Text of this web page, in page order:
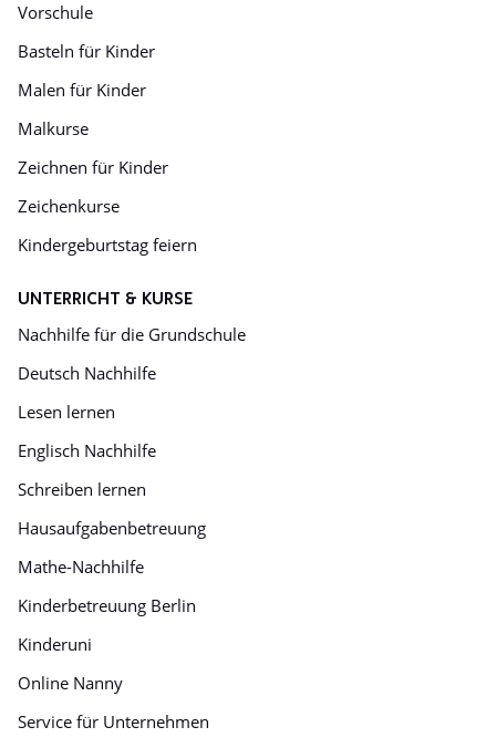
Vorschule
Basteln für Kinder
Malen für Kinder
Malkurse
Zeichnen für Kinder
Zeichenkurse
Kindergeburtstag feiern
UNTERRICHT & KURSE
Nachhilfe für die Grundschule
Deutsch Nachhilfe
Lesen lernen
Englisch Nachhilfe
Schreiben lernen
Hausaufgabenbetreuung
Mathe-Nachhilfe
Kinderbetreuung Berlin
Kinderuni
Online Nanny
Service für Unternehmen